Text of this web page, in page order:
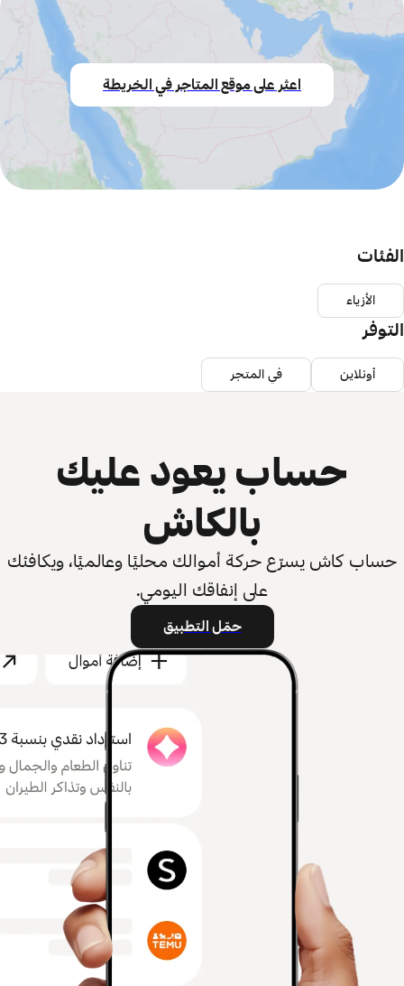
اعثر على موقع المتاجر في الخريطة
الفئات
الأزياء
التوفر
أونلاين في المتجر
حساب يعود عليك
بالكاش
حساب كاش يسرّع حركة أموالك محليًا وعالميًا، ويكافئك
على إنفاقك اليومي.
حمّل التطبيق